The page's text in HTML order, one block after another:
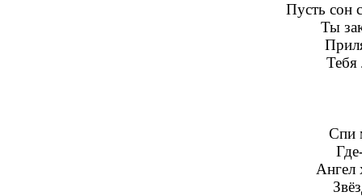
Пусть сон
Ты
Тебя
Спи
Ангел